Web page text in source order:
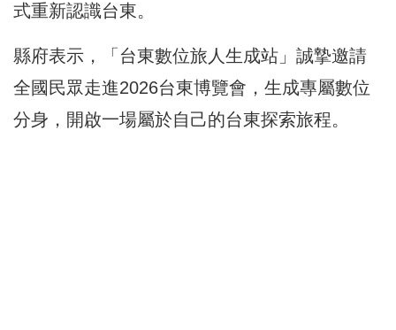
式重新認識台東。
縣府表示，「台東數位旅人生成站」誠摯邀請
全國民眾走進2026台東博覽會，生成專屬數位
分身，開啟一場屬於自己的台東探索旅程。